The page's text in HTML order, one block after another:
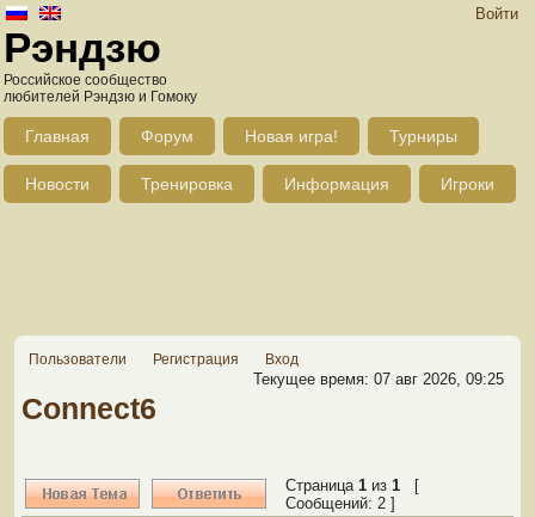
Войти
Рэндзю
Российское сообщество
любителей Рэндзю и Гомоку
Главная Форум Новая игра! Турниры
Новости Тренировка Информация Игроки
Пользователи Регистрация Вход
Текущее время: 07 авг 2026, 09:25
Connect6
Страница 1 из 1 [
Сообщений: 2 ]